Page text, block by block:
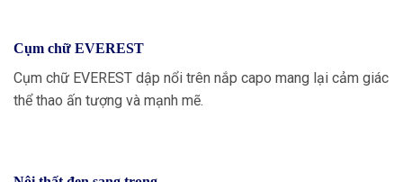
Cụm chữ EVEREST
Cụm chữ EVEREST dập nổi trên nắp capo mang lại cảm giác
thể thao ấn tượng và mạnh mẽ.